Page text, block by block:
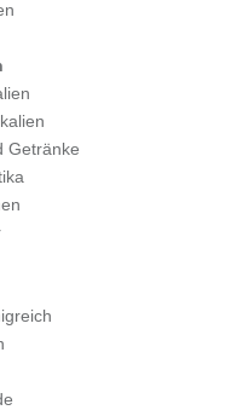
Getränke